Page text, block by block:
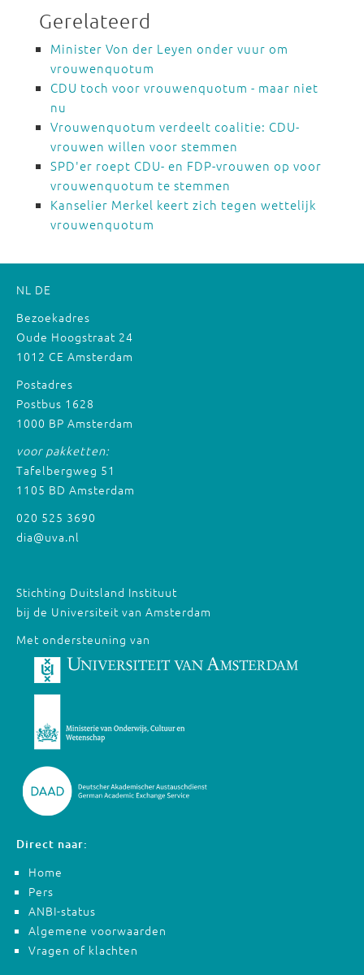
Gerelateerd
Minister Von der Leyen onder vuur om
vrouwenquotum
CDU toch voor vrouwenquotum - maar niet
nu
Vrouwenquotum verdeelt coalitie: CDU-
vrouwen willen voor stemmen
SPD'er roept CDU- en FDP-vrouwen op voor
vrouwenquotum te stemmen
Kanselier Merkel keert zich tegen wettelijk
vrouwenquotum
NL DE
Bezoekadres
Oude Hoogstraat 24
1012 CE Amsterdam
Postadres
Postbus 1628
1000 BP Amsterdam
voor pakketten:
Tafelbergweg 51
1105 BD Amsterdam
020 525 3690
dia@uva.nl
Stichting Duitsland Instituut
bij de Universiteit van Amsterdam
Met ondersteuning van
Direct naar:
Home
Pers
ANBI-status
Algemene voorwaarden
Vragen of klachten